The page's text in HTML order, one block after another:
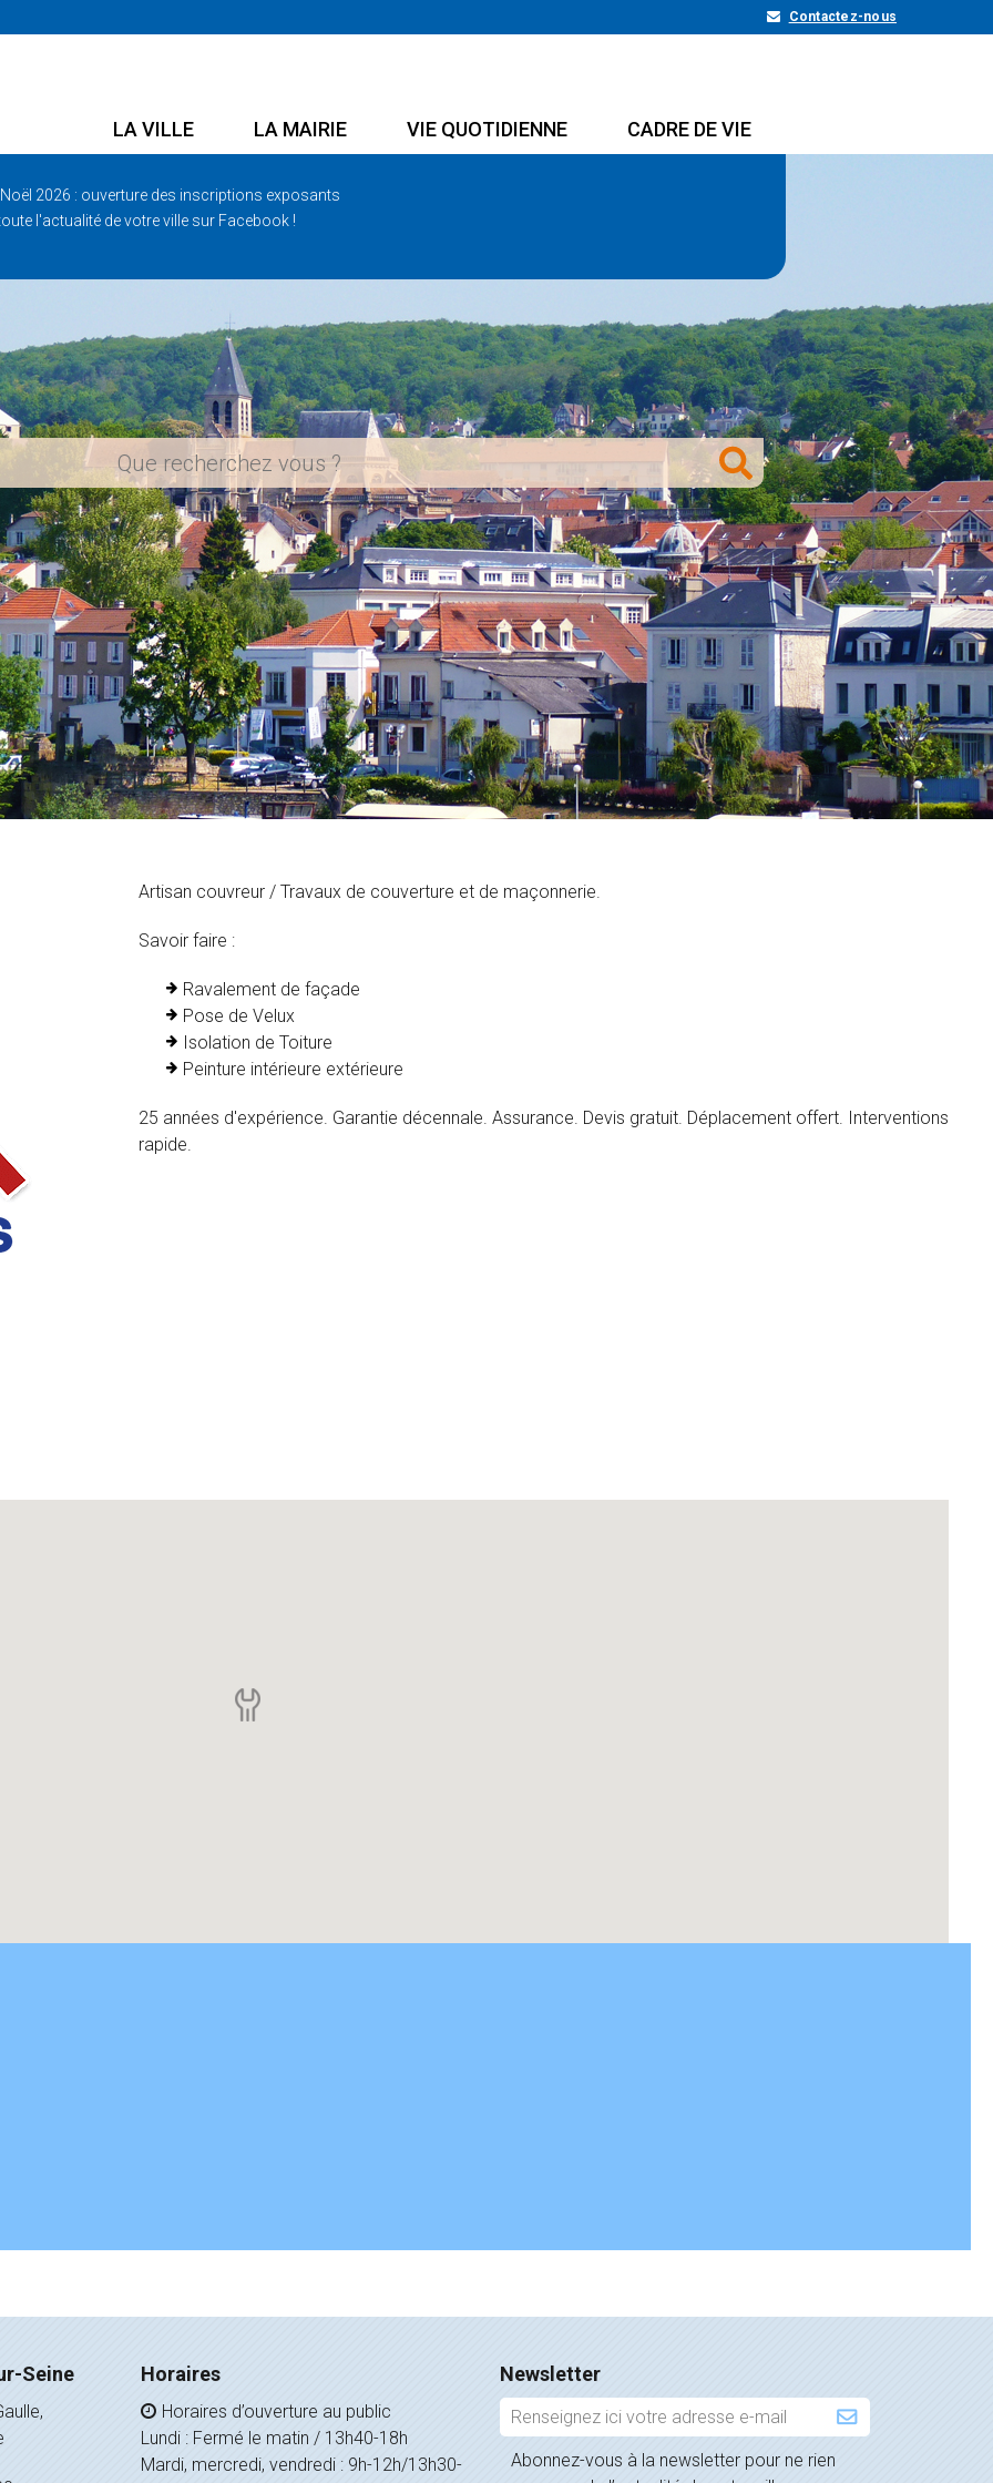
Contactez-nous
LA VILLE LA MAIRIE VIE QUOTIDIENNE CADRE DE VIE
2026 : ouverture des inscriptions exposants
l'actualité de votre ville sur Facebook !
Artisan couvreur / Travaux de couverture et de maçonnerie.
Savoir faire :
Ravalement de façade
Pose de Velux
Isolation de Toiture
Peinture intérieure extérieure
25 années d'expérience. Garantie décennale. Assurance. Devis gratuit. Déplacement offert. Interventions
rapide.
Seine Horaires
Horaires d’ouverture au public
Lundi : Fermé le matin / 13h40-18h
Mardi, mercredi, vendredi : 9h-12h/13h30-
Newsletter
Inscription
à
laAbonnez-vous à la newsletter pour ne rien